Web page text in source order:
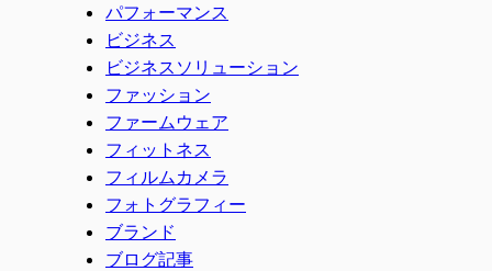
パフォーマンス
ビジネス
ビジネスソリューション
ファッション
ファームウェア
フィットネス
フィルムカメラ
フォトグラフィー
ブランド
ブログ記事